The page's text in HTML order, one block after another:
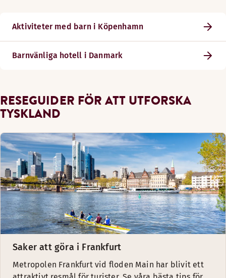
Aktiviteter med barn i Köpenhamn
Barnvänliga hotell i Danmark
RESEGUIDER FÖR ATT UTFORSKA
TYSKLAND
Saker att göra i Frankfurt
Metropolen Frankfurt vid floden Main har blivit ett